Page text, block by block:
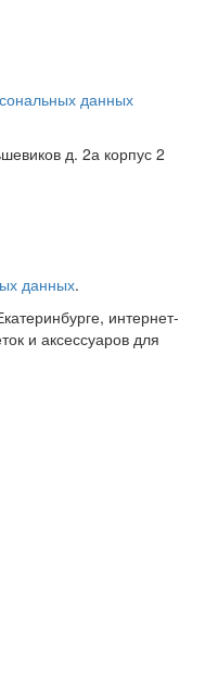
данных
д. 2а корпус 2
данных.
интернет-
и аксессуаров для